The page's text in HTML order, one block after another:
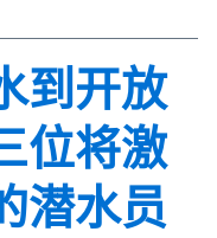
到开放
位将激
潜水员